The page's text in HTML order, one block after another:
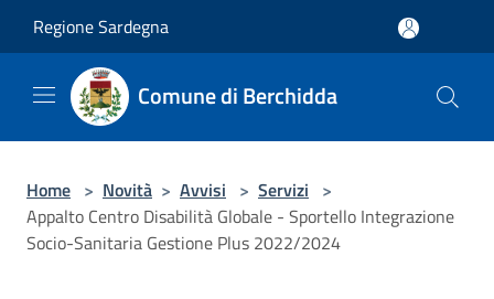
Regione Sardegna
Comune di Berchidda
Home > Novità > Avvisi > Servizi >
Appalto Centro Disabilità Globale - Sportello Integrazione
Socio-Sanitaria Gestione Plus 2022/2024